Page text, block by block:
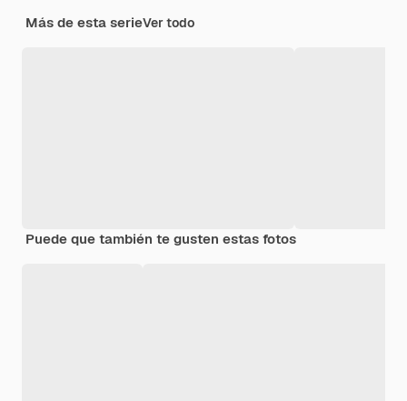
Más de esta serieVer todo
Puede que también te gusten estas fotos